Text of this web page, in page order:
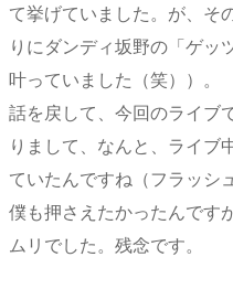
て挙げていました。が、そ
りにダンディ坂野の「ゲッ
叶っていました（笑））。
話を戻して、今回のライブ
りまして、なんと、ライブ
ていたんですね（フラッシ
僕も押さえたかったんです
ムリでした。残念です。